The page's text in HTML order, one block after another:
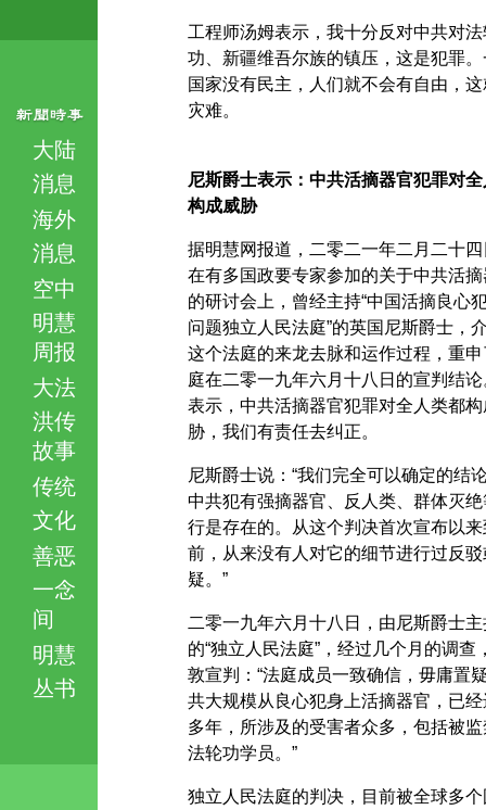
大陆
消息
海外
消息
空中
明慧
周报
大法
洪传
故事
传统
文化
善恶
一念
间
明慧
丛书
工程师汤姆表示，我十分反对中共对法
功、新疆维吾尔族的镇压，这是犯罪。
国家没有民主，人们就不会有自由，
灾难。
尼斯爵士表示：中共活摘器官犯罪对
构成威胁
据明慧网报道，二零二一年二月二十四
在有多国政要专家参加的关于中共活摘
的研讨会上，曾经主持“中国活摘良心
问题独立人民法庭”的英国尼斯爵士，
这个法庭的来龙去脉和运作过程，重申
庭在二零一九年六月十八日的宣判结论
表示，中共活摘器官犯罪对全人类都构
胁，我们有责任去纠正。
尼斯爵士说：“我们完全可以确定的结
中共犯有强摘器官、反人类、群体灭绝
行是存在的。从这个判决首次宣布以来
前，从来没有人对它的细节进行过反驳
疑。”
二零一九年六月十八日，由尼斯爵士主
的“独立人民法庭”，经过几个月的调查
敦宣判：“法庭成员一致确信，毋庸置
共大规模从良心犯身上活摘器官，已经
多年，所涉及的受害者众多，包括被监
法轮功学员。”
独立人民法庭的判决，目前被全球多个